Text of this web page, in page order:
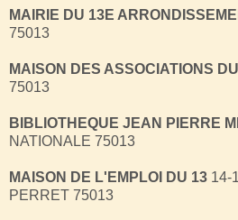
MAIRIE DU 13E
75013
MAISON DES ASSOCIATIONS
75013
BIBLIOTHEQUE JEAN PIERRE
NATIONALE 75013
MAISON DE L'EMPLOI DU 13 14-
PERRET 75013